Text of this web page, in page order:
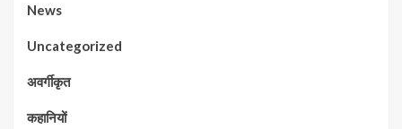
News
Uncategorized
अवर्गीकृत
कहानियों